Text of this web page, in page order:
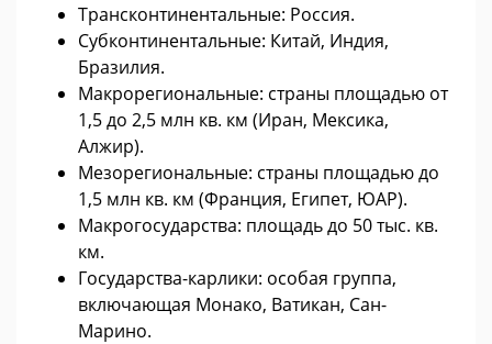
Трансконтинентальные: Россия.
Субконтинентальные: Китай, Индия,
Бразилия.
Макрорегиональные: страны площадью от
1,5 до 2,5 млн кв. км (Иран, Мексика,
Алжир).
Мезорегиональные: страны площадью до
1,5 млн кв. км (Франция, Египет, ЮАР).
Макрогосударства: площадь до 50 тыс. кв.
км.
Государства-карлики: особая группа,
включающая Монако, Ватикан, Сан-
Марино.